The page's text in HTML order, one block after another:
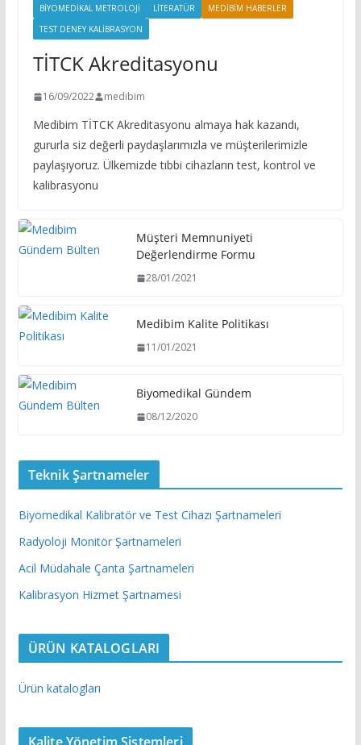
BIYOMEDIKAL METROLOJI LITERATÜR
MEDIBIM HABERLER
TEST DENEY KALIBRASYON
TİTCK Akreditasyonu
16/09/2022 medibim
Medibim TİTCK Akreditasyonu almaya hak kazandı,
gururla siz değerli paydaşlarımızla ve müşterilerimizle
paylaşıyoruz. Ülkemizde tıbbi cihazların test, kontrol ve
kalibrasyonu
Müşteri Memnuniyeti
Değerlendirme Formu
28/01/2021
Medibim Kalite Politikası
11/01/2021
Biyomedikal Gündem
08/12/2020
Teknik Şartnameler
Biyomedikal Kalibratör ve Test Cihazı Şartnameleri
Radyoloji Monitör Şartnameleri
Acil Müdahale Çanta Şartnameleri
Kalibrasyon Hizmet Şartnamesi
ÜRÜN KATALOGLARI
Ürün katalogları